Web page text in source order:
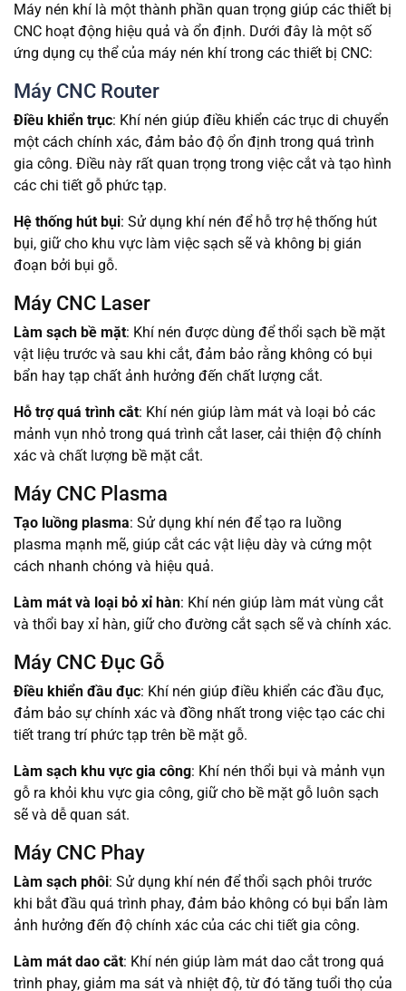
Máy nén khí là một thành phần quan trọng giúp các thiết bị
CNC hoạt động hiệu quả và ổn định. Dưới đây là một số
ứng dụng cụ thể của máy nén khí trong các thiết bị CNC:
Máy CNC Router
Điều khiển trục: Khí nén giúp điều khiển các trục di chuyển
một cách chính xác, đảm bảo độ ổn định trong quá trình
gia công. Điều này rất quan trọng trong việc cắt và tạo hình
các chi tiết gỗ phức tạp.
Hệ thống hút bụi: Sử dụng khí nén để hỗ trợ hệ thống hút
bụi, giữ cho khu vực làm việc sạch sẽ và không bị gián
đoạn bởi bụi gỗ.
Máy CNC Laser
Làm sạch bề mặt: Khí nén được dùng để thổi sạch bề mặt
vật liệu trước và sau khi cắt, đảm bảo rằng không có bụi
bẩn hay tạp chất ảnh hưởng đến chất lượng cắt.
Hỗ trợ quá trình cắt: Khí nén giúp làm mát và loại bỏ các
mảnh vụn nhỏ trong quá trình cắt laser, cải thiện độ chính
xác và chất lượng bề mặt cắt.
Máy CNC Plasma
Tạo luồng plasma: Sử dụng khí nén để tạo ra luồng
plasma mạnh mẽ, giúp cắt các vật liệu dày và cứng một
cách nhanh chóng và hiệu quả.
Làm mát và loại bỏ xỉ hàn: Khí nén giúp làm mát vùng cắt
và thổi bay xỉ hàn, giữ cho đường cắt sạch sẽ và chính xác.
Máy CNC Đục Gỗ
Điều khiển đầu đục: Khí nén giúp điều khiển các đầu đục,
đảm bảo sự chính xác và đồng nhất trong việc tạo các chi
tiết trang trí phức tạp trên bề mặt gỗ.
Làm sạch khu vực gia công: Khí nén thổi bụi và mảnh vụn
gỗ ra khỏi khu vực gia công, giữ cho bề mặt gỗ luôn sạch
sẽ và dễ quan sát.
Máy CNC Phay
Làm sạch phôi: Sử dụng khí nén để thổi sạch phôi trước
khi bắt đầu quá trình phay, đảm bảo không có bụi bẩn làm
ảnh hưởng đến độ chính xác của các chi tiết gia công.
Làm mát dao cắt: Khí nén giúp làm mát dao cắt trong quá
trình phay, giảm ma sát và nhiệt độ, từ đó tăng tuổi thọ của